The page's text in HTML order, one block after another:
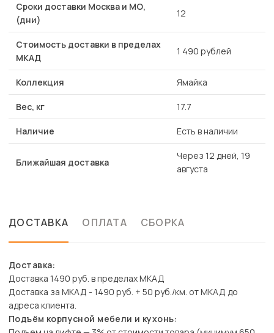
Сроки доставки Москва и МО,
(дни)
12
Стоимость доставки в пределах
МКАД
1 490 рублей
Коллекция Ямайка
Вес, кг 17.7
Наличие Есть в наличии
Ближайшая доставка
Через 12 дней, 19
августа
ДОСТАВКА ОПЛАТА СБОРКА
Доставка:
Доставка 1490 руб. в пределах МКАД
Доставка за МКАД - 1490 руб. + 50 руб./км. от МКАД до
адреса клиента.
Подъём корпусной мебели и кухонь: